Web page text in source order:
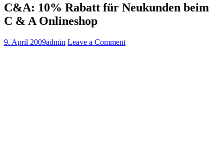
C&A: 10% Rabatt für Neukunden beim
C & A Onlineshop
9. April 2009admin Leave a Comment